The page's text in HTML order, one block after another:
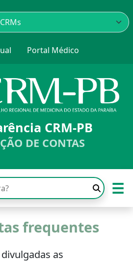
Portal Médico
CRM-PB
DE CONTAS
☰
frequentes
as